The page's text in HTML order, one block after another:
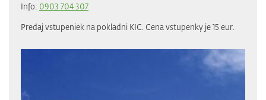
Info: 0903 704 307
Predaj vstupeniek na pokladni KIC. Cena vstupenky je 15 eur.